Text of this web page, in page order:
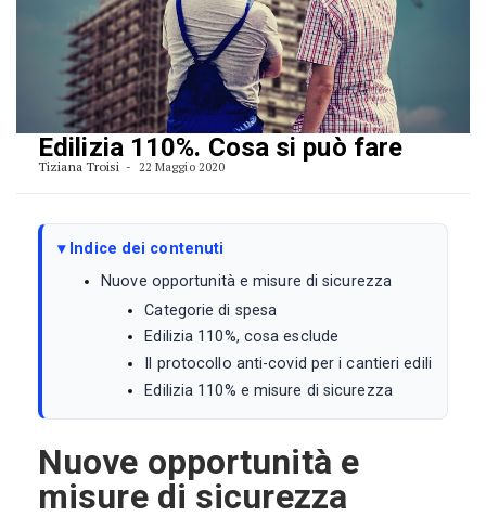
Edilizia 110%. Cosa si può fare
Tiziana Troisi 22 Maggio 2020
Indice dei contenuti
Nuove opportunità e misure di sicurezza
Categorie di spesa
Edilizia 110%, cosa esclude
Il protocollo anti-covid per i cantieri edili
Edilizia 110% e misure di sicurezza
Nuove opportunità e
misure di sicurezza